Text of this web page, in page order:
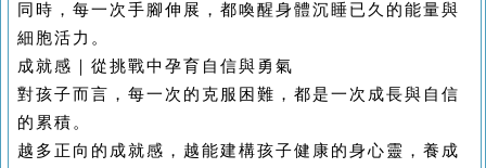
同時，每一次手腳伸展，都喚醒身體沉睡已久的能量與
細胞活力。
成就感｜從挑戰中孕育自信與勇氣
對孩子而言，每一次的克服困難，都是一次成長與自信
的累積。
越多正向的成就感，越能建構孩子健康的身心靈，養成